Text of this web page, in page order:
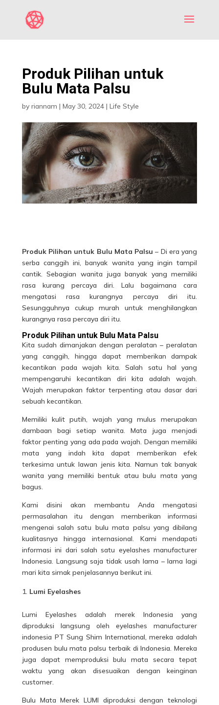
Produk Pilihan untuk
Bulu Mata Palsu
by riannam | May 30, 2024| Life Style
Produk Pilihan untuk Bulu Mata Palsu– Di era yang
serba canggih ini, banyak wanita yang ingin tampil
cantik. Sebagian wanita juga banyak yang memiliki
rasa kurang percaya diri. Lalu bagaimana cara
mengatasi rasa kurangnya percaya diri itu.
Sesungguhnya cukup murah untuk menghilangkan
kurangnya rasa percaya diri itu.
Produk Pilihan untuk Bulu Mata Palsu
Kita sudah dimanjakan dengan peralatan – peralatan
yang canggih, hingga dapat memberikan dampak
kecantikan pada wajah kita. Salah satu hal yang
mempengaruhi kecantikan diri kita adalah wajah.
Wajah merupakan faktor terpenting atau dasar dari
sebuah kecantikan.
Memiliki kulit putih, wajah yang mulus merupakan
dambaan bagi setiap wanita. Mata juga menjadi
faktor penting yang ada pada wajah. Dengan memiliki
mata yang indah kita dapat memberikan efek
terkesima untuk lawan jenis kita. Namun tak banyak
wanita yang memiliki bentuk atau bulu mata yang
bagus.
Kami disini akan membantu Anda mengatasi
permasalahan itu dengan memberikan informasi
mengenai salah satu bulu mata palsu yang dibilang
kualitasnya hingga internasional. Kami mendapati
informasi ini dari salah satu eyelashes manufacturer
Indonesia. Langsung saja tidak usah lama – lama lagi
mari kita simak penjelasannya berikut ini.
Lumi Eyelashes
Lumi Eyelashes adalah merek Indonesia yang
diproduksi langsung oleh eyelashes manufacturer
indonesia PT Sung Shim International, mereka adalah
produsen bulu mata palsu terbaik di Indonesia. Mereka
juga dapat memproduksi bulu mata secara tepat
waktu yang akan disesuaikan dengan keinginan
customer.
Bulu Mata Merek LUMI diproduksi denganteknologi